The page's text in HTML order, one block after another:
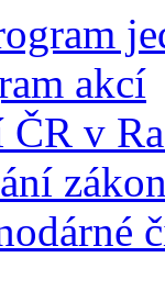
akcí
ČR v